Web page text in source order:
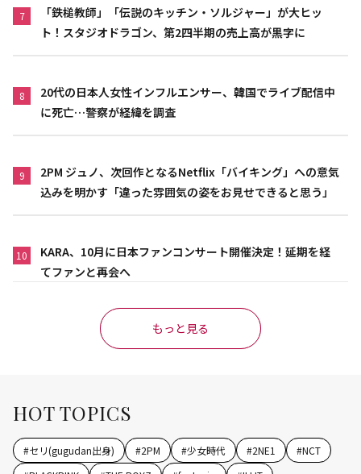
7
「鉄槌教師」「伝説のキッチン・ソルジャー」が大ヒッ
ト！スタジオドラゴン、第2四半期の売上高が黒字に
8
20代の日本人女性インフルエンサー、韓国でライブ配信中
に死亡…警察が経緯を調査
9
2PM ジュノ、次回作となるNetflix「バイキング」への意気
込みを明かす「違った雰囲気の姿をお見せできると思う」
10
KARA、10月に日本ファンコンサート開催決定！延期を経
てファンと再会へ
もっと見る
HOT TOPICS
#セリ(gugudan出身) #2PM #少女時代 #2NE1 #NCT